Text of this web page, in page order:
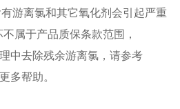
游离氯和其它氧化剂会引起严重
属于产品质保条款范围，
中去除残余游离氯，请参考
多帮助。